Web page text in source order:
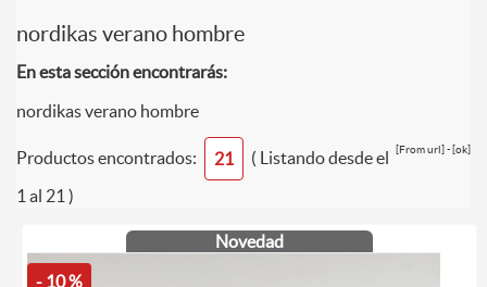
nordikas verano hombre
En esta sección encontrarás:
nordikas verano hombre
[From url] - [ok]
Productos encontrados: 21
( Listando desde el
1 al 21 )
Novedad
- 10 %